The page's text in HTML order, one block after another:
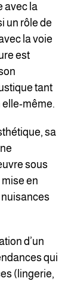
avec la
un rôle de
la voie
est
tant
elle-même.
sa
sous
en
d’un
qui
(lingerie,